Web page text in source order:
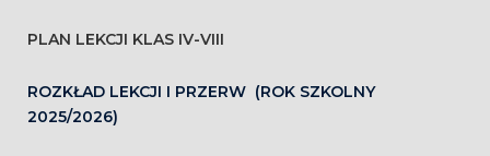
PLAN LEKCJI KLAS IV-VIII
ROZKŁAD LEKCJI I PRZERW (ROK SZKOLNY
2025/2026)